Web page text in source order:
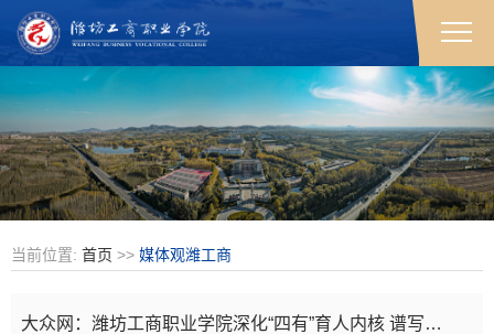
当前位置: 首页 >> 媒体观潍工商
大众网：潍坊工商职业学院深化“四有”育人内核 谱写高质量发展新篇章